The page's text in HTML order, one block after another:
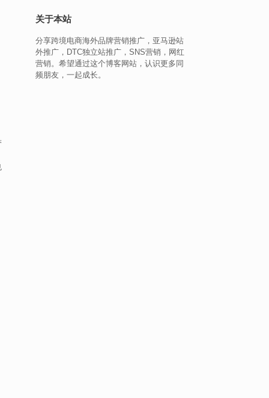
关于本站
分享跨境电商海外品牌营销推广，亚马逊站
外推广，DTC独立站推广，SNS营销，网红
营销。希望通过这个博客网站，认识更多同
频朋友，一起成长。